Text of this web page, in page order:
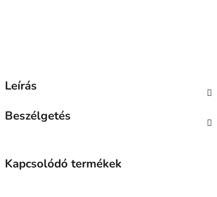
Leírás
Beszélgetés
Kapcsolódó termékek